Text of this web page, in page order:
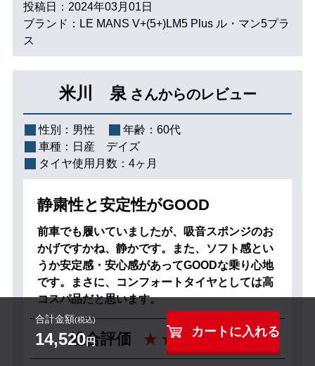
合計金額(税込)
14,520円
カートに入れる
投稿日：2024年03月01日
ブランド：LE MANS V+(5+)LM5 Plus ル・マン5プラ
ス
米川 泉 さんからのレビュー
性別： 男性 年齢： 60代
車種： 日産 デイズ
タイヤ使用月数： 4ヶ月
静粛性と安定性がGOOD
前車でも履いていましたが、吸音スポンジのお
かげですかね、静かです。また、ソフト感とい
うか安定感・安心感があってGOODな乗り心地
です。まさに、コンフォートタイヤとしては高
コスパ品だと思います。
総合評価 4